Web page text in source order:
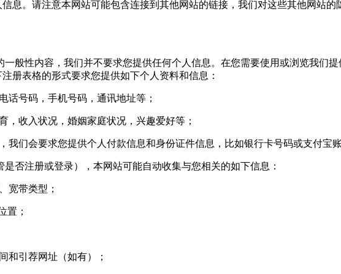
息。请注意本网站可能包含连接到其他网站的链接，我们对这些其他网站
般性内容，我们并不要求您提供任何个人信息。在您需要使用或浏览我们
册表格的形式要求您提供如下个人资料和信息：
话号码，手机号码，通讯地址等；
，收入状况，婚姻家庭状况，兴趣爱好等；
我们会要求您提供个人付款信息和身份证件信息，比如银行卡号码或支付宝
否注册或登录），本网站可能自动收集与您相关的如下信息：
宽带类型；
置；
和引荐网址（如有）；